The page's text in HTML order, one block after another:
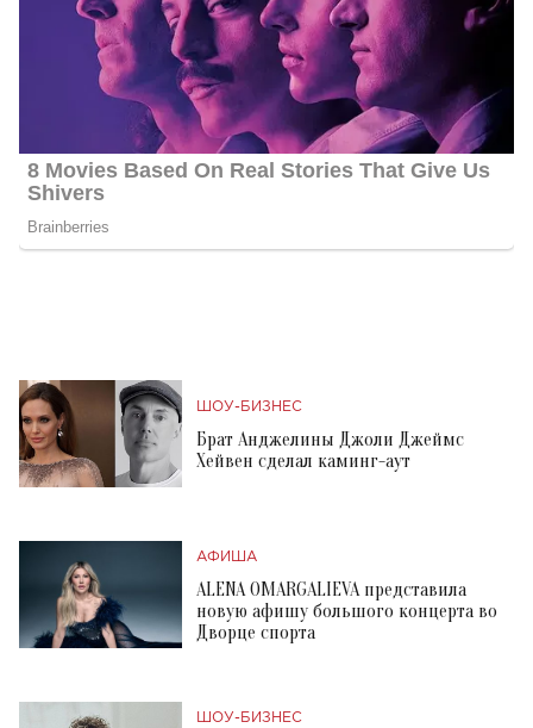
ШОУ-БИЗНЕС
Брат Анджелины Джоли Джеймс
Хейвен сделал каминг-аут
АФИША
ALENA OMARGALIEVA представила
новую афишу большого концерта во
Дворце спорта
ШОУ-БИЗНЕС